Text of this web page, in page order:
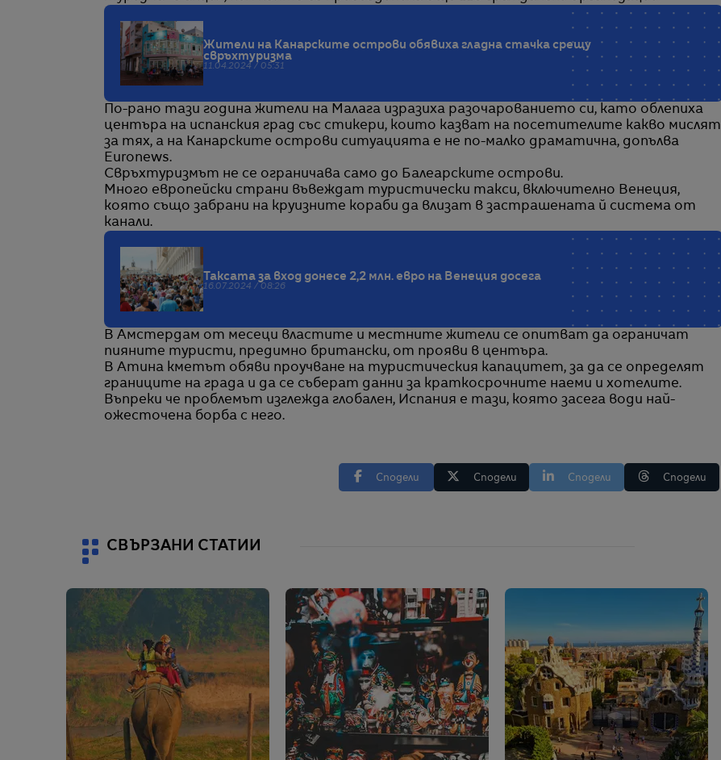
Жители на Канарските острови обявиха гладна стачка срещу
свръхтуризма
11.04.2024 / 05:31
По-рано тази година жители на Малага изразиха разочарованието си, като облепиха
центъра на испанския град със стикери, които казват на посетителите какво мислят
за тях, а на Канарските острови ситуацията е не по-малко драматична, допълва
Euronews.
Свръхтуризмът не се ограничава само до Балеарските острови.
Много европейски страни въвеждат туристически такси, включително Венеция,
която също забрани на круизните кораби да влизат в застрашената й система от
канали.
Таксата за вход донесе 2,2 млн. евро на Венеция досега
16.07.2024 / 08:26
В Амстердам от месеци властите и местните жители се опитват да ограничат
пияните туристи, предимно британски, от прояви в центъра.
В Атина кметът обяви проучване на туристическия капацитет, за да се определят
границите на града и да се съберат данни за краткосрочните наеми и хотелите.
Въпреки че проблемът изглежда глобален, Испания е тази, която засега води най-
ожесточена борба с него.
Сподели Сподели Сподели Сподели
СВЪРЗАНИ СТАТИИ